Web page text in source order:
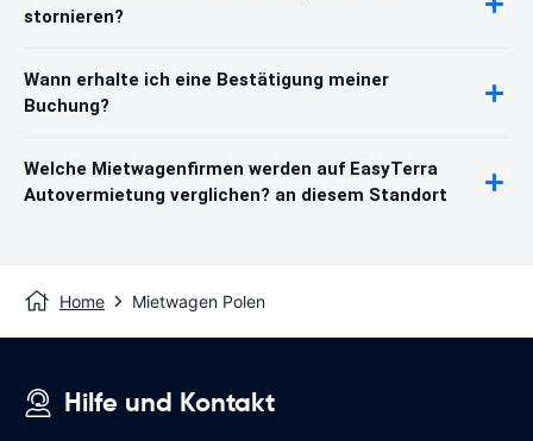
stornieren?
Wann erhalte ich eine Bestätigung meiner
Buchung?
Welche Mietwagenfirmen werden auf EasyTerra
Autovermietung verglichen? an diesem Standort
Home Mietwagen Polen
Hilfe und Kontakt